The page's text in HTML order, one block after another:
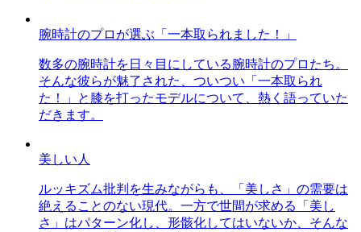
腕時計のプロが選ぶ「一本取られました！」
数多の腕時計を日々目にしている腕時計のプロたち。
そんな彼らが魅了された、ついつい「一本取られ
た！」と膝を打ったモデルについて、熱く語っていた
だきます。
美しい人
ルッキズム批判を生みながらも、「美しさ」の需要は
絶えることのない現代。一方で世間が求める「美し
さ」はパターン化し、形骸化してはいないか、そんな